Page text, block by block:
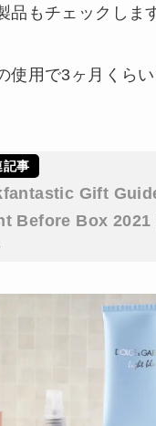
品もチェックしま
使用で3ヶ月くら
Gift
Before Box 2021